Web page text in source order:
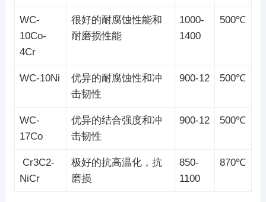
WC-
10Co-
4Cr
很好的耐腐蚀性能和
耐磨损性能
1000-
1400
500℃
WC-10Ni
优异的耐腐蚀性和冲
击韧性
900-12 500℃
WC-
17Co
优异的结合强度和冲
击韧性
900-12 500℃
Cr3C2-
NiCr
极好的抗高温化，抗
磨损
850-
1100
870℃